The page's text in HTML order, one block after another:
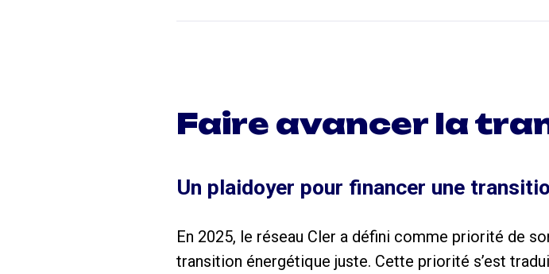
Faire avancer la
Un plaidoyer pour financer une
En 2025, le réseau Cler a défini comme priorité de
transition énergétique juste. Cette priorité s’est